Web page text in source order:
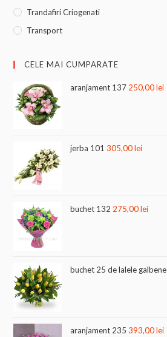
Trandafiri Criogenati
Transport
CELE MAI CUMPARATE
aranjament 137 250,00lei
jerba 101 305,00lei
buchet 132 275,00lei
buchet 25 de lalele galbene
aranjament 235 393,00lei